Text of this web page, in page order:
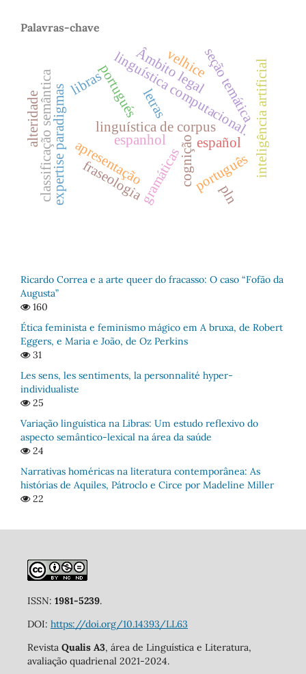
Palavras-chave
linguística de corpus
linguística computacional.inteligência artificial
letras
apresentação
seção temática
cognição
expertise paradigmas gramáticas
portugués
español
português
espanhol
Âmbito legal
libras
fraseologia
classificação semântica pln
velhice
alteridade
Ricardo Correa e a arte queer do fracasso: O caso “Fofão da
Augusta”
160
Ética feminista e feminismo mágico em A bruxa, de Robert
Eggers, e Maria e João, de Oz Perkins
31
Les sens, les sentiments, la personnalité hyper-
individualiste
25
Variação linguística na Libras: Um estudo reflexivo do
aspecto semântico-lexical na área da saúde
24
Narrativas homéricas na literatura contemporânea: As
histórias de Aquiles, Pátroclo e Circe por Madeline Miller
22
ISSN: 1981-5239.
DOI: https://doi.org/10.14393/LL63
Revista Qualis A3, área de Linguística e Literatura,
avaliação quadrienal 2021-2024.